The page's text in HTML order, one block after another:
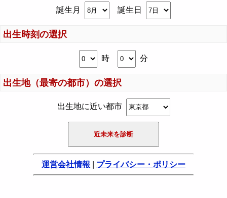
誕生月 誕生日
出生時刻の選択
時 分
出生地（最寄の都市）の選択
出生地に近い都市
運営会社情報 プライバシー・ポリシー